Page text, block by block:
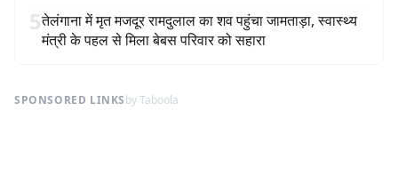
5तेलंगाना में मृत मजदूर रामदुलाल का शव पहुंचा जामताड़ा, स्वास्थ्य
मंत्री के पहल से मिला बेबस परिवार को सहारा
SPONSORED LINKSby Taboola